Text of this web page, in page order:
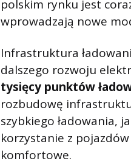
polskim rynku jest
wprowadzają nowe
Infrastruktura
dalszego rozwoju
tysięcy punktów
rozbudowę
szybkiego ładowania,
korzystanie z
komfortowe.